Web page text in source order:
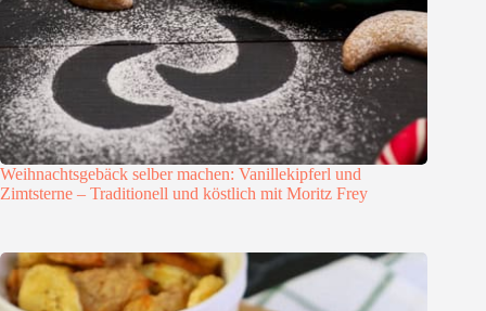
Weihnachtsgebäck selber machen: Vanillekipferl und
Zimtsterne – Traditionell und köstlich mit Moritz Frey